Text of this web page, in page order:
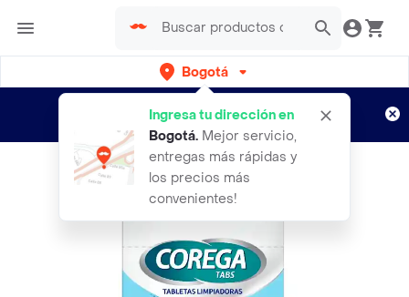
Bogotá
Ingresa tu dirección en
Bogotá. Mejor servicio,
entregas más rápidas y
los precios más
convenientes!
envíos gratis por semanas
Aplican TyC